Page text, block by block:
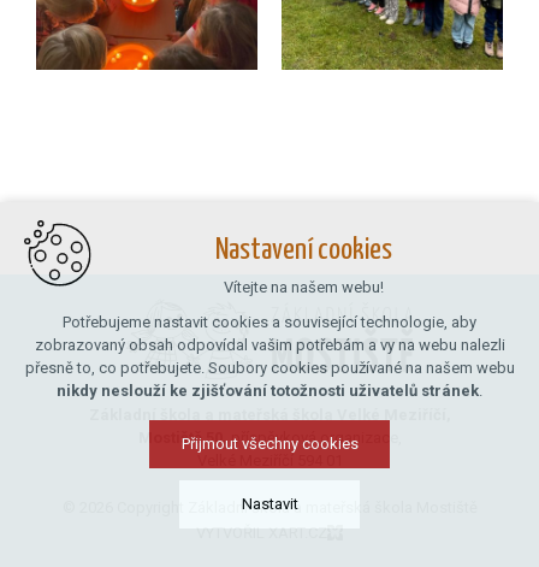
Mostiště 50,příspěvková organizace,
© 2026 Copyright Základní škola a mateřská škola Mostiště
VYTVOŘIL XART.CZ
Nastavení cookies
Vítejte na našem webu!
Potřebujeme nastavit cookies a související technologie, aby
zobrazovaný obsah odpovídal vašim potřebám a vy na webu nalezli
přesně to, co potřebujete. Soubory cookies používané na našem webu
nikdy neslouží ke zjišťování totožnosti uživatelů stránek.
Přijmout všechny cookies
Nastavit